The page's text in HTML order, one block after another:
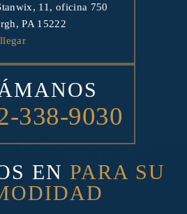
11, oficina 750
PA 15222
338-9030
EN PARA SU